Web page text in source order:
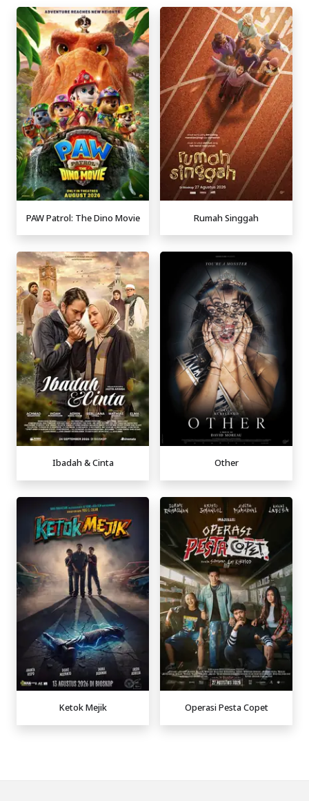
PAW Patrol: The Dino Movie Rumah Singgah
Ibadah & Cinta Other
Ketok Mejik Operasi Pesta Copet